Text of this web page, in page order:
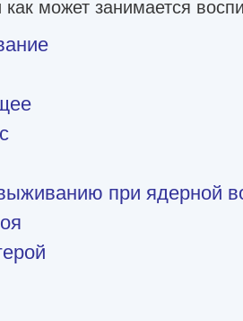
может занимается
при ядерной